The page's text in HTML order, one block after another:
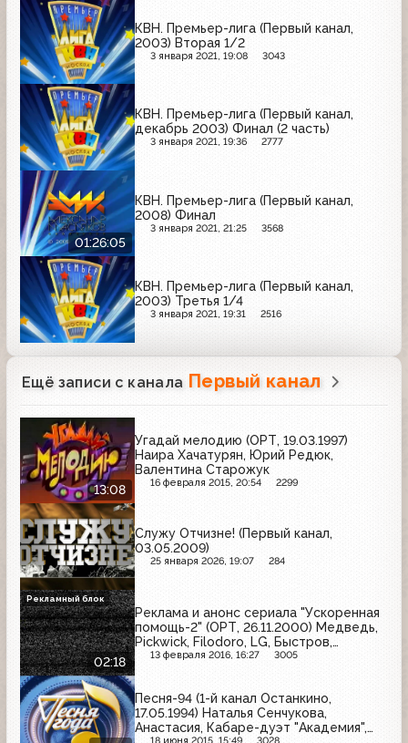
КВН. Премьер-лига (Первый канал,
2003) Вторая 1/2
3 января 2021, 19:08 3043
КВН. Премьер-лига (Первый канал,
декабрь 2003) Финал (2 часть)
3 января 2021, 19:36 2777
01:26:05
КВН. Премьер-лига (Первый канал,
2008) Финал
3 января 2021, 21:25 3568
КВН. Премьер-лига (Первый канал,
2003) Третья 1/4
3 января 2021, 19:31 2516
Ещё записи с канала Первый канал
13:08
Угадай мелодию (ОРТ, 19.03.1997)
Наира Хачатурян, Юрий Редюк,
Валентина Старожук
16 февраля 2015, 20:54 2299
Служу Отчизне! (Первый канал,
03.05.2009)
25 января 2026, 19:07 284
02:18
Реклама и анонс сериала "Ускоренная
помощь-2" (ОРТ, 26.11.2000) Медведь,
Pickwick, Filodoro, LG, Быстров,
Stimorol, Sony, Ambassador
13 февраля 2016, 16:27 3005
Рекламный блок
Песня-94 (1-й канал Останкино,
17.05.1994) Наталья Сенчукова,
Анастасия, Кабаре-дуэт "Академия",